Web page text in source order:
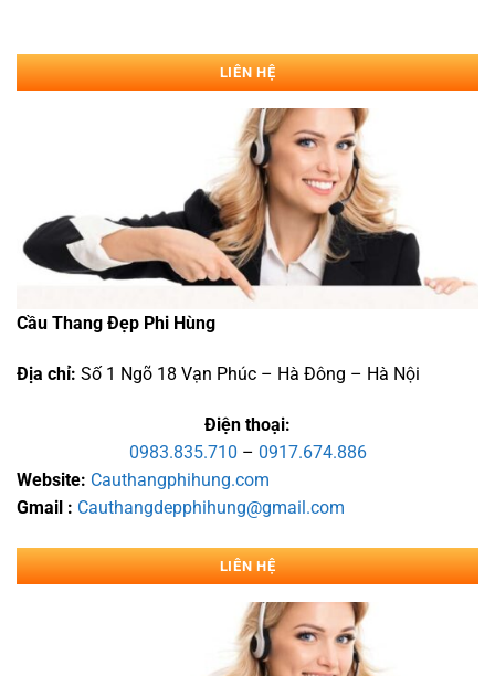
LIÊN HỆ
Cầu Thang Đẹp Phi Hùng
Địa chỉ: Số 1 Ngõ 18 Vạn Phúc – Hà Đông – Hà Nội
Điện thoại:
0983.835.710 – 0917.674.886
Website: Cauthangphihung.com
Gmail : Cauthangdepphihung@gmail.com
LIÊN HỆ